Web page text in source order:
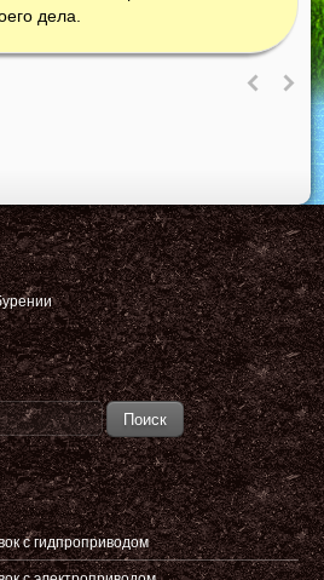
дела.
Поиск
с гидпроприводом